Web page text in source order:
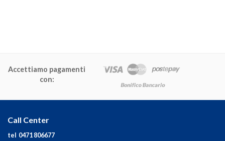
Accettiamo pagamenti
con:
Call Center
tel 0471 806677